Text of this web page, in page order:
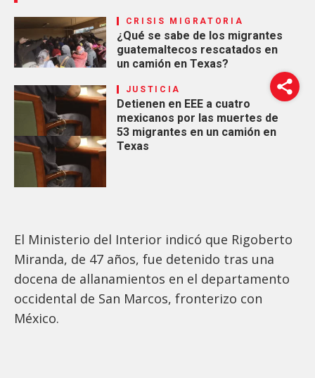
CRISIS MIGRATORIA
¿Qué se sabe de los migrantes
guatemaltecos rescatados en
un camión en Texas?
JUSTICIA
Detienen en EEE a cuatro
mexicanos por las muertes de
53 migrantes en un camión en
Texas
El Ministerio del Interior indicó que Rigoberto
Miranda, de 47 años, fue detenido tras una
docena de allanamientos en el departamento
occidental de San Marcos, fronterizo con
México.